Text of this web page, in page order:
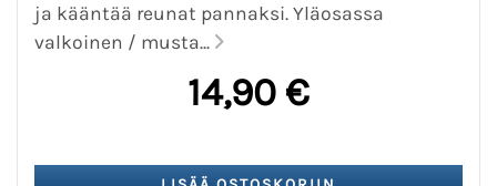
ja kääntää reunat pannaksi. Yläosassa
valkoinen / musta...
14,90 €